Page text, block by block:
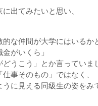
出てみたいと思い、
な仲間が大学にはいるか
がいくら」
うこう」とか言っていま
事そのもの」ではなく、
に見える同級生の姿をみ